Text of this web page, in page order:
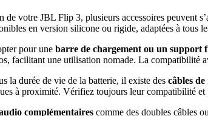
de votre JBL Flip 3, plusieurs accessoires peuvent
en version silicone ou rigide, adaptées à tous
pour une barre de chargement ou un support
facilitant une utilisation nomade. La compatibilité
la durée de vie de la batterie, il existe des câbles
à proximité. Vérifiez toujours leur compatibilité
complémentaires comme des doubles câbles